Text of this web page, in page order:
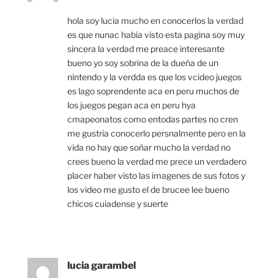
hola soy lucia mucho en conocerlos la verdad
es que nunac habia visto esta pagina soy muy
sincera la verdad me preace interesante
bueno yo soy sobrina de la dueña de un
nintendo y la verdda es que los vcideo juegos
es lago soprendente aca en peru muchos de
los juegos pegan aca en peru hya
cmapeonatos como entodas partes no cren
me gustria conocerlo persnalmente pero en la
vida no hay que soñar mucho la verdad no
crees bueno la verdad me prece un verdadero
placer haber visto las imagenes de sus fotos y
los video me gusto el de brucee lee bueno
chicos cuiadense y suerte
lucia garambel